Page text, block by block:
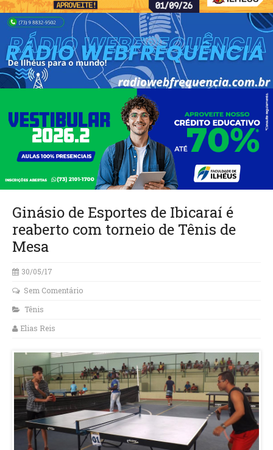
Ginásio de Esportes de Ibicaraí é
reaberto com torneio de Tênis de
Mesa
30/05/17
Sem Comentário
Tênis
Elias Reis